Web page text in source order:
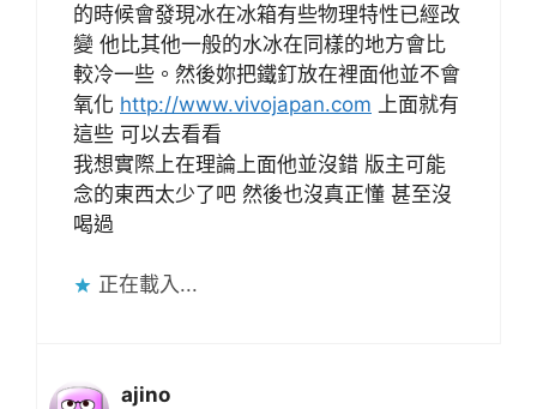
的時候會發現冰在冰箱有些物理特性已經改
變 他比其他一般的水冰在同樣的地方會比
較冷一些。然後妳把鐵釘放在裡面他並不會
氧化 http://www.vivojapan.com 上面就有
這些 可以去看看
我想實際上在理論上面他並沒錯 版主可能
念的東西太少了吧 然後也沒真正懂 甚至沒
喝過
正在載入...
ajino